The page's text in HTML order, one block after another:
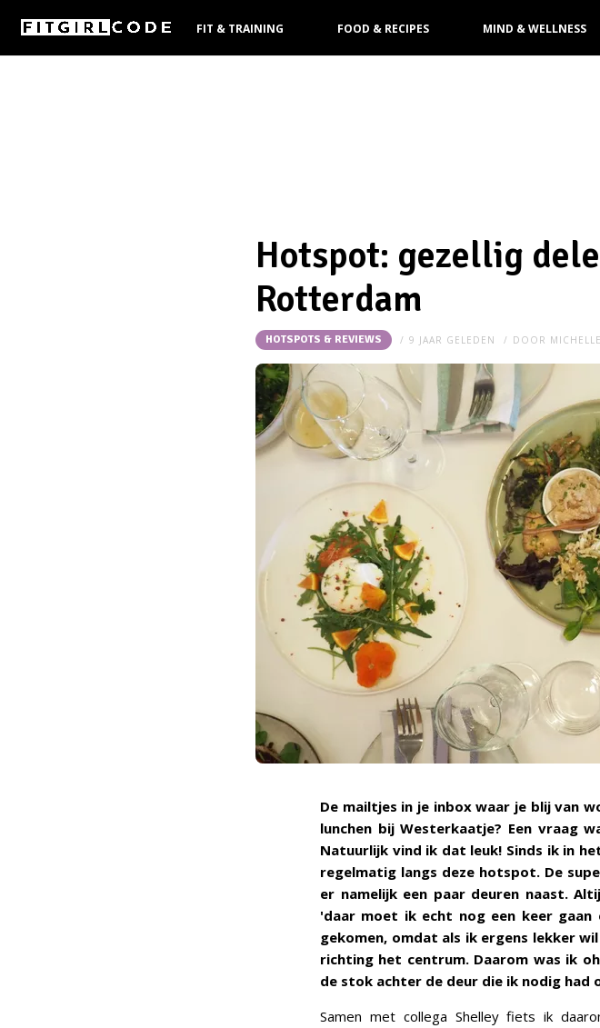
FIT & TRAINING FOOD & RECIPES MIND & WELLNESS
Hotspot: gezellig
Rotterdam
HOTSPOTS & REVIEWS 9 JAAR GELEDEN DOOR
De mailtjes in je inbox waar je blij van
lunchen bij Westerkaatje? Een vraag
Natuurlijk vind ik dat leuk! Sinds ik in
regelmatig langs deze hotspot. De
er namelijk een paar deuren naast.
'daar moet ik echt nog een keer
gekomen, omdat als ik ergens lekker
richting het centrum. Daarom was ik
de stok achter de deur die ik nodig had
Samen met collega Shelley fiets ik